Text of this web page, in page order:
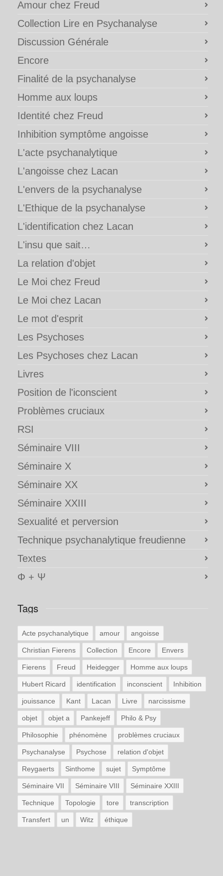
Amour chez Freud
Collection Lire en Psychanalyse
Discussion Générale
Encore
Finalité de la psychanalyse
Homme aux loups
Identité chez Freud
Inhibition symptôme angoisse
L'acte psychanalytique
L'angoisse chez Lacan
L'envers de la psychanalyse
L'Ethique de la psychanalyse
L'identification chez Lacan
L'insu que sait…
La relation d'objet
Le Moi chez Freud
Le Moi chez Lacan
Le mot d'esprit
Les Psychoses
Les Psychoses chez Lacan
Livres
Position de l'iconscient
Problèmes cruciaux
RSI
Séminaire VIII
Séminaire X
Séminaire XX
Séminaire XXIII
Sexualité et perversion
Technique psychanalytique freudienne
Textes
Φ + Ψ
Tags
Acte psychanalytique amour angoisse
Christian Fierens Collection Encore Envers
Fierens Freud Heidegger Homme aux loups
Hubert Ricard identification inconscient Inhibition
jouissance Kant Lacan Livre narcissisme
objet objet a Pankejeff Philo & Psy
Philosophie phénomène problèmes cruciaux
Psychanalyse Psychose relation d'objet
Reygaerts Sinthome sujet Symptôme
Séminaire VII Séminaire VIII Séminaire XXIII
Technique Topologie tore transcription
Transfert un Witz éthique